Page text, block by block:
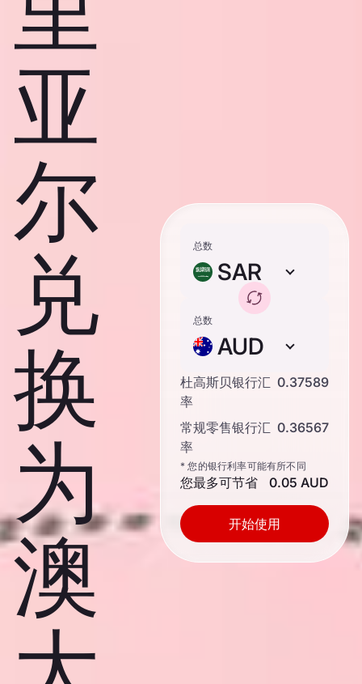
亚
尔
兑
换
为
澳
总数
SAR
总数
AUD
杜高斯贝银行汇
率
0.37589
常规零售银行汇
率
0.36567
* 您的银行利率可能有所不同
您最多可节省 0.05 AUD
开始使用